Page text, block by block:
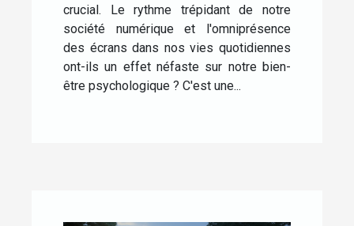
crucial. Le rythme trépidant de notre
société numérique et l'omniprésence
des écrans dans nos vies quotidiennes
ont-ils un effet néfaste sur notre bien-
être psychologique ? C'est une...